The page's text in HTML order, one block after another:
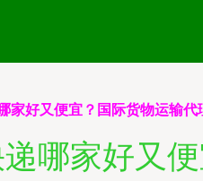
家好又便宜？国际货物运输代
哪家好又